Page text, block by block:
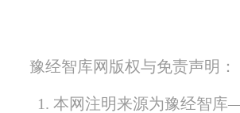
豫经智库网版权与免责声明：
1. 本网注明来源为豫经智